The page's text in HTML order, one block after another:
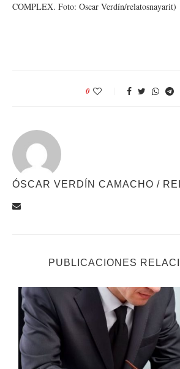
COMPLEX. Foto: Oscar Verdín/relatosnayarit)
0
ÓSCAR VERDÍN CAMACHO /
PUBLICACIONES